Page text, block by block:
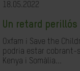
18.05.2022
Un retard
Oxfam i Save the
podria estar cobrant-
Kenya i Somàlia...